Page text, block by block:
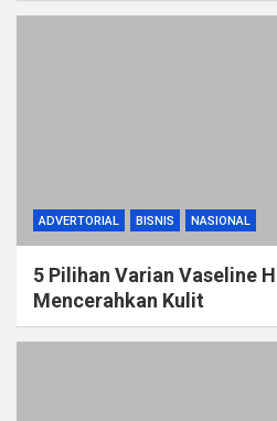
ADVERTORIAL BISNIS NASIONAL
5 Pilihan Varian Vaseline
Mencerahkan Kulit